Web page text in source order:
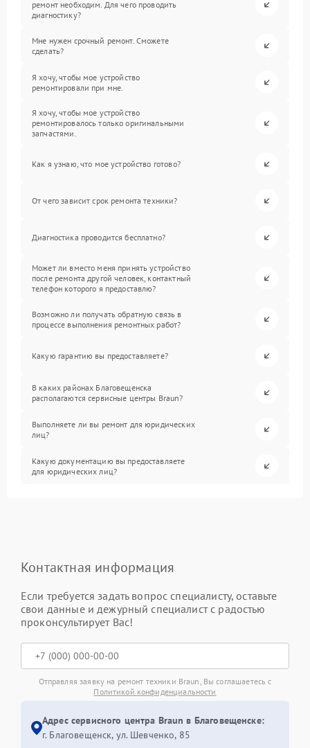
ремонт необходим. Для чего проводить
диагностику?
Мне нужен срочный ремонт. Сможете
сделать?
Я хочу, чтобы мое устройство
ремонтировали при мне.
Я хочу, чтобы мое устройство
ремонтировалось только оригинальными
запчастями.
Как я узнаю, что мое устройство готово?
От чего зависит срок ремонта техники?
Диагностика проводится бесплатно?
Может ли вместо меня принять устройство
после ремонта другой человек, контактный
телефон которого я предоставлю?
Возможно ли получать обратную связь в
процессе выполнения ремонтных работ?
Какую гарантию вы предоставляете?
В каких районах Благовещенска
располагаются сервисные центры Braun?
Выполняете ли вы ремонт для юридических
лиц?
Какую документацию вы предоставляете
для юридических лиц?
Контактная информация
Если требуется задать вопрос специалисту, оставьте
свои данные и дежурный специалист с радостью
проконсультирует Вас!
Отправляя заявку на ремонт техники Braun, Вы соглашаетесь с
Политикой конфиденциальности
Адрес сервисного центра Braun в Благовещенске:
г. Благовещенск, ул. Шевченко, 85